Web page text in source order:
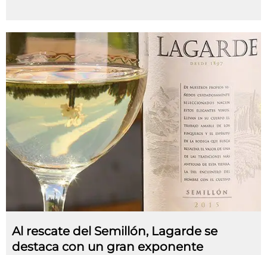
Al rescate del Semillón, Lagarde se
destaca con un gran exponente